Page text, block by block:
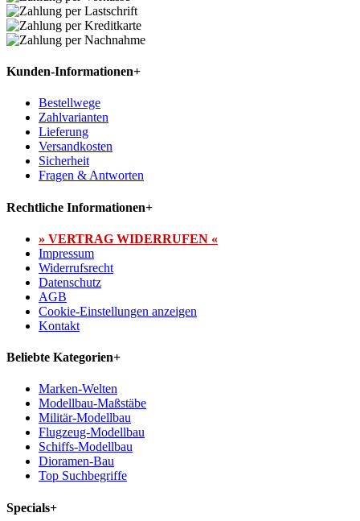
Kunden-Informationen+
Bestellwege
Zahlvarianten
Lieferung
Versandkosten
Sicherheit
Fragen & Antworten
Rechtliche Informationen+
» VERTRAG WIDERRUFEN «
Impressum
Widerrufsrecht
Datenschutz
AGB
Cookie-Einstellungen anzeigen
Kontakt
Beliebte Kategorien+
Marken-Welten
Modellbau-Maßstäbe
Militär-Modellbau
Flugzeug-Modellbau
Schiffs-Modellbau
Dioramen-Bau
Top Suchbegriffe
Specials+